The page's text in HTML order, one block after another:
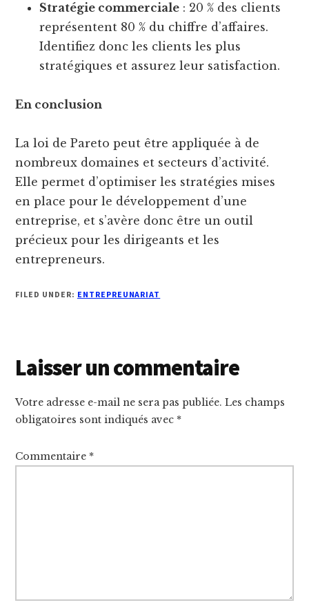
Stratégie commerciale : 20 % des clients
représentent 80 % du chiffre d’affaires.
Identifiez donc les clients les plus
stratégiques et assurez leur satisfaction.
En conclusion
La loi de Pareto peut être appliquée à de
nombreux domaines et secteurs d’activité.
Elle permet d’optimiser les stratégies mises
en place pour le développement d’une
entreprise, et s’avère donc être un outil
précieux pour les dirigeants et les
entrepreneurs.
FILED UNDER: ENTREPREUNARIAT
Reader
Interactions
Laisser un commentaire
Votre adresse e-mail ne sera pas publiée. Les champs
obligatoires sont indiqués avec *
Commentaire *